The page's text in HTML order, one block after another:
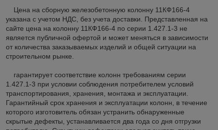
Цена на сборную железобетонную колонну 11КФ166-4
указана с учетом НДС, без учета доставки. Представленная на
сайте цена на колонну 11КФ166-4 по серии 1.427.1-3 не
является публичной офертой и может меняться в зависимости
от количества заказываемых изделий и общей ситуации на
строительном рынке.
гарантирует соответствие колонн требованиям серии
1.427.1-3 при условии соблюдения потребителем условий
транспортирования, хранения, монтажа и эксплуатации.
Гарантийный срок хранения и эксплуатации колонн, в течение
которого изготовитель обязан устранить обнаруженные
скрытые дефекты, устанавливается два года со дня отгрузки